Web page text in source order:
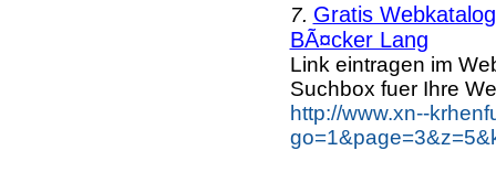
7. Gratis
BÃ¤cker Lang
Link eintragen im
Suchbox fuer Ihre
http://www.xn--